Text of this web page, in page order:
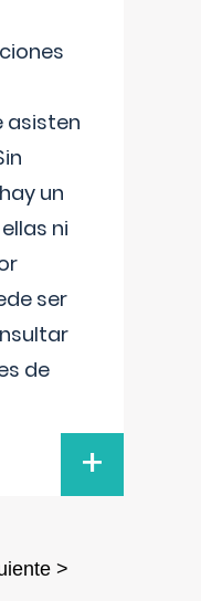
asisten
un
ni
ser
de
+
>